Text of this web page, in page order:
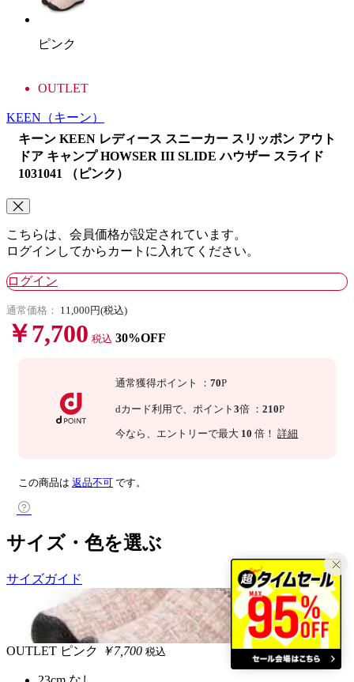
ピンク
OUTLET
KEEN （キーン）
キーン KEEN レディース スニーカー スリッポン アウト
ドア キャンプ HOWSER III SLIDE ハウザー スライド
1031041 （ピンク）
こちらは、会員価格が設定されています。
ログインしてからカートに入れてください。
ログイン
通常価格： 11,000円(税込)
￥7,700 税込 30%OFF
通常獲得ポイント ：70P
dカード利用で、 ポイント3倍 ：210P
今なら 、エントリーで最大 10 倍！詳細
この商品は 返品不可 です。
サイズ・色を選ぶ
サイズガイド
OUTLET ピンク ￥7,700 税込